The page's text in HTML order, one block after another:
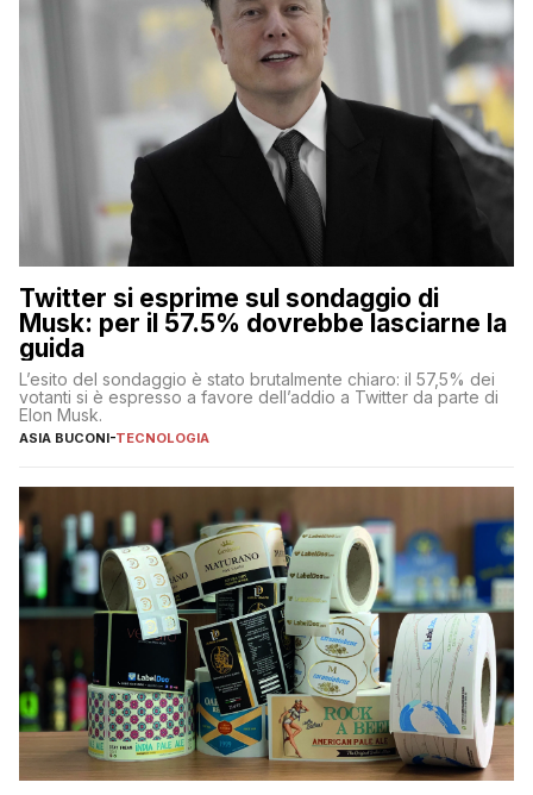
Twitter si esprime sul sondaggio di
Musk: per il 57.5% dovrebbe lasciarne la
guida
L’esito del sondaggio è stato brutalmente chiaro: il 57,5% dei
votanti si è espresso a favore dell’addio a Twitter da parte di
Elon Musk.
ASIA BUCONI-TECNOLOGIA